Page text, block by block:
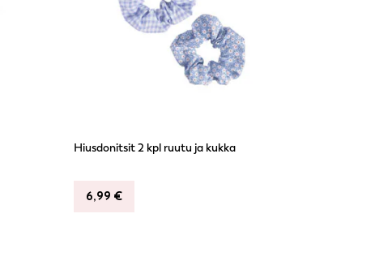
Hiusdonitsit 2 kpl ruutu ja kukka
6,99 €